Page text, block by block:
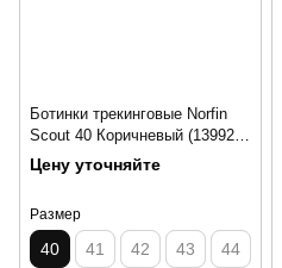
Ботинки трекинговые Norfin
Scout 40 Коричневый (13992-
40)
Цену уточняйте
Размер
40 41 42 43 44